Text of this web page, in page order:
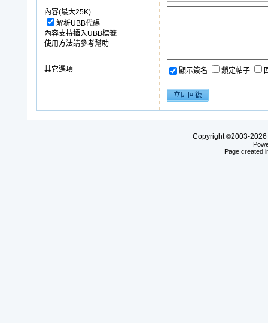
內容(最大25K)
解析UBB代碼
內容支持插入UBB標籤
使用方法請參考幫助
其它選項 顯示簽名 鎖定帖子
Copyright©2003-2026
Page created